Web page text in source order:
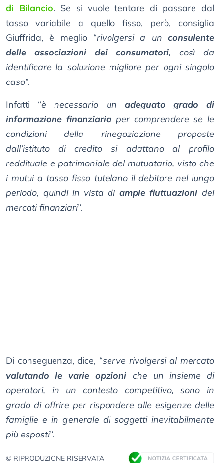
di Bilancio. Se si vuole tentare di passare dal
tasso variabile a quello fisso, però, consiglia
Giuffrida, è meglio “rivolgersi a un consulente
delle associazioni dei consumatori, così da
identificare la soluzione migliore per ogni singolo
caso”.
Infatti “è necessario un adeguato grado di
informazione finanziaria per comprendere se le
condizioni della rinegoziazione proposte
dall’istituto di credito si adattano al profilo
reddituale e patrimoniale del mutuatario, visto che
i mutui a tasso fisso tutelano il debitore nel lungo
periodo, quindi in vista di ampie fluttuazioni dei
mercati finanziari”.
Di conseguenza, dice, “serve rivolgersi al mercato
valutando le varie opzioni che un insieme di
operatori, in un contesto competitivo, sono in
grado di offrire per rispondere alle esigenze delle
famiglie e in generale di soggetti inevitabilmente
più esposti”.
© RIPRODUZIONE RISERVATA